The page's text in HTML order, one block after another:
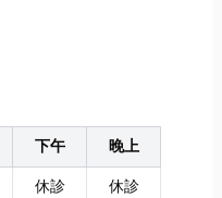
下午
晚上
休診
休診